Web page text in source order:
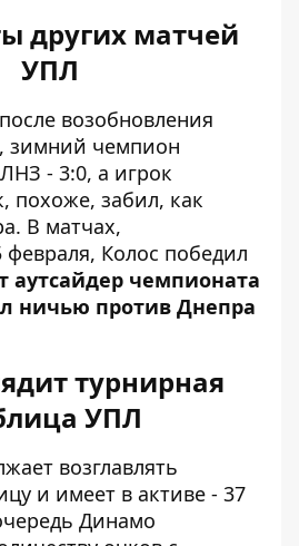
других матчей
УПЛ
возобновления
зимний чемпион
- 3:0, а игрок
похоже, забил, как
В матчах,
Колос победил
аутсайдер чемпионата
ничью против Днепра
турнирная
УПЛ
возглавлять
и имеет в активе - 37
Динамо